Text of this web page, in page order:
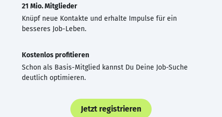
21 Mio. Mitglieder
Knüpf neue Kontakte und erhalte Impulse für ein
besseres Job-Leben.
Kostenlos profitieren
Schon als Basis-Mitglied kannst Du Deine Job-Suche
deutlich optimieren.
Jetzt registrieren